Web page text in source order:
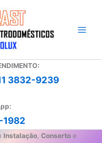
3832-9239
1982
Instalação, Consertoe